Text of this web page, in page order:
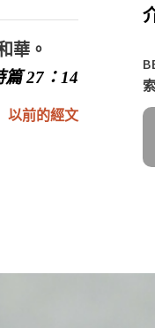
華。
27：14
以前的經文